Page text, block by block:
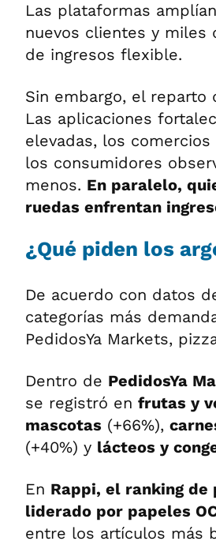
Las plataformas
nuevos clientes y miles
de ingresos flexible.
Sin embargo, el reparto
Las aplicaciones
elevadas, los
los consumidores
menos. En paralelo,
ruedas enfrentan
¿Qué piden los
De acuerdo con datos
categorías más
PedidosYa Markets,
Dentro de PedidosYa
se registró en frutas y
mascotas (+66%),
(+40%) y lácteos y
En Rappi, el ranking
liderado por papeles
entre los artículos más